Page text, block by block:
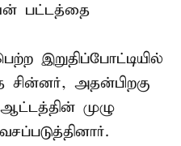
பட்டத்தை
இறுதிப்போட்டியில்
அதன்பிறகு
முழு